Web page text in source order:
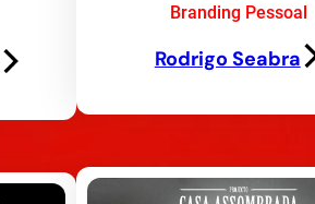
Branding Pessoal
Rodrigo Seabra